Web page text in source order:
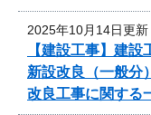
2025年10月14日更新
【建設工事】建
新設改良（一般
改良工事に関する